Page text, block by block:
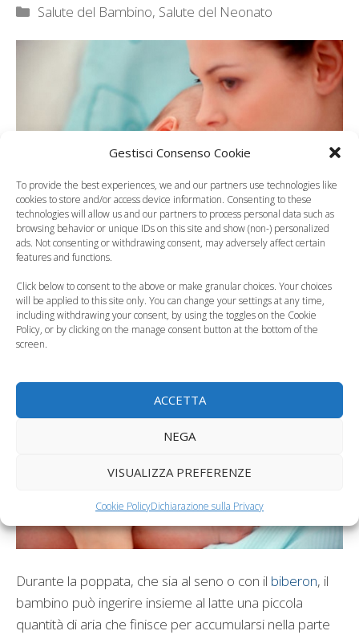
Gestisci Consenso Cookie
To provide the best experiences, we and our partners use technologies like
cookies to store and/or access device information. Consenting to these
technologies will allow us and our partners to process personal data such as
browsing behavior or unique IDs on this site and show (non-) personalized
ads. Not consenting or withdrawing consent, may adversely affect certain
features and functions.
Click below to consent to the above or make granular choices. Your choices
will be applied to this site only. You can change your settings at any time,
including withdrawing your consent, by using the toggles on the Cookie
Policy, or by clicking on the manage consent button at the bottom of the
screen.
ACCETTA
NEGA
VISUALIZZA PREFERENZE
Cookie PolicyDichiarazione sulla Privacy
Categorie
Salute del Bambino, Salute del Neonato
Ruttino e rigurgito
Durante la poppata, che sia al seno o con il biberon, il
bambino può ingerire insieme al latte una piccola
quantità di aria che finisce per accumularsi nella parte